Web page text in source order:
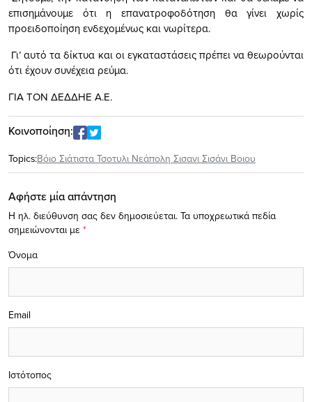
επισημάνουμε ότι η επανατροφοδότηση θα γίνει χωρίς
προειδοποίηση ενδεχομένως και νωρίτερα.
Γι’ αυτό τα δίκτυα και οι εγκαταστάσεις πρέπει να θεωρούνται
ότι έχουν συνέχεια ρεύμα.
ΓΙΑ ΤΟΝ ΔΕΔΔΗΕ Α.Ε.
Κοινοποίηση:
Topics:Βόιο Σιάτιστα Τσοτυλι Νεάπολη Σισανι Σισάνι Βοιου
Αφήστε μία απάντηση
Η ηλ. διεύθυνση σας δεν δημοσιεύεται. Τα υποχρεωτικά πεδία
σημειώνονται με *
Όνομα
Email
Ιστότοπος